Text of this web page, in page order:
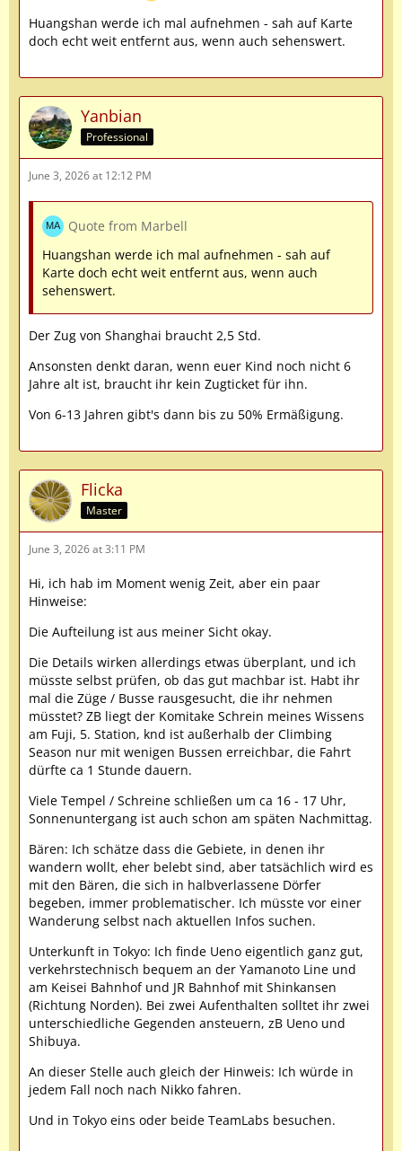
Huangshan werde ich mal aufnehmen - sah auf Karte
doch echt weit entfernt aus, wenn auch sehenswert.
Yanbian
Professional
June 3, 2026 at 12:12 PM
Quote from Marbell
Huangshan werde ich mal aufnehmen - sah auf
Karte doch echt weit entfernt aus, wenn auch
sehenswert.
Der Zug von Shanghai braucht 2,5 Std.
Ansonsten denkt daran, wenn euer Kind noch nicht 6
Jahre alt ist, braucht ihr kein Zugticket für ihn.
Von 6-13 Jahren gibt's dann bis zu 50% Ermäßigung.
Flicka
Master
June 3, 2026 at 3:11 PM
Hi, ich hab im Moment wenig Zeit, aber ein paar
Hinweise:
Die Aufteilung ist aus meiner Sicht okay.
Die Details wirken allerdings etwas überplant, und ich
müsste selbst prüfen, ob das gut machbar ist. Habt ihr
mal die Züge / Busse rausgesucht, die ihr nehmen
müsstet? ZB liegt der Komitake Schrein meines Wissens
am Fuji, 5. Station, knd ist außerhalb der Climbing
Season nur mit wenigen Bussen erreichbar, die Fahrt
dürfte ca 1 Stunde dauern.
Viele Tempel / Schreine schließen um ca 16 - 17 Uhr,
Sonnenuntergang ist auch schon am späten Nachmittag.
Bären: Ich schätze dass die Gebiete, in denen ihr
wandern wollt, eher belebt sind, aber tatsächlich wird es
mit den Bären, die sich in halbverlassene Dörfer
begeben, immer problematischer. Ich müsste vor einer
Wanderung selbst nach aktuellen Infos suchen.
Unterkunft in Tokyo: Ich finde Ueno eigentlich ganz gut,
verkehrstechnisch bequem an der Yamanoto Line und
am Keisei Bahnhof und JR Bahnhof mit Shinkansen
(Richtung Norden). Bei zwei Aufenthalten solltet ihr zwei
unterschiedliche Gegenden ansteuern, zB Ueno und
Shibuya.
An dieser Stelle auch gleich der Hinweis: Ich würde in
jedem Fall noch nach Nikko fahren.
Und in Tokyo eins oder beide TeamLabs besuchen.